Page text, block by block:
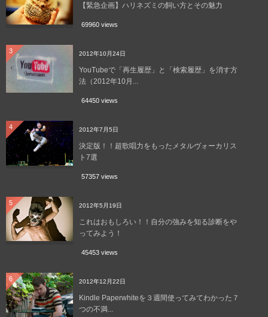
【緊急企画】ハリネズミの飼い方とその魅力
69960 views
3 2012年10月24日
YouTubeで「再生履歴」と「検索履歴」を消す方
法（2012年10月...
64450 views
4 2012年7月5日
決定版！！超歌唱力をもったメタルヴォーカリス
ト7選
57357 views
5 2012年5月19日
これはおもしろい！！自分の強みを知る診断をや
ってみよう！
45453 views
6 2012年12月22日
Kindle Paperwhiteを３週間使ってみてわかった７
つの不満...